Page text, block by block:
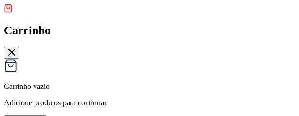
Carrinho
Carrinho vazio
Adicione produtos para continuar